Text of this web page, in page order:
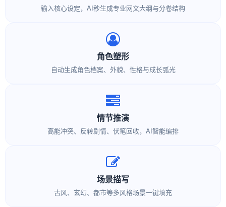
输入核心设定，AI秒生成专业网文大纲与分卷结构
角色塑形
自动生成角色档案、外貌、性格与成长弧光
情节推演
高能冲突、反转剧情、伏笔回收，AI智能编排
场景描写
古风、玄幻、都市等多风格场景一键填充